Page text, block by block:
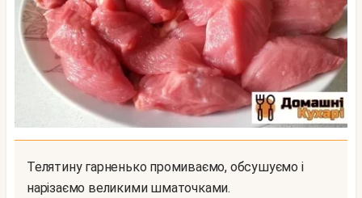
Телятину гарненько промиваємо, обсушуємо і
нарізаємо великими шматочками.